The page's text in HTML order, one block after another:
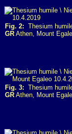
Fig. 2: Thesium
GR Athen, Mount
Fig. 3: Thesium
GR Athen, Mount